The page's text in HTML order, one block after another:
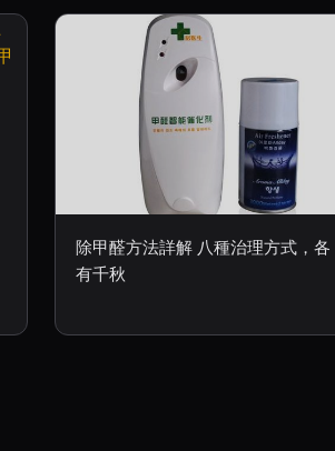
除甲醛方法詳解 八種治理方式，各
有千秋